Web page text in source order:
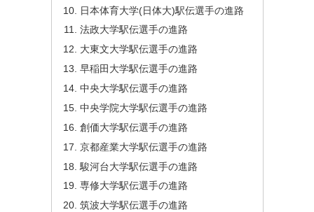
日本体育大学(日体大)駅伝選手の進路
法政大学駅伝選手の進路
大東文大学駅伝選手の進路
早稲田大学駅伝選手の進路
中央大学駅伝選手の進路
中央学院大学駅伝選手の進路
創価大学駅伝選手の進路
京都産業大学駅伝選手の進路
駿河台大学駅伝選手の進路
専修大学駅伝選手の進路
筑波大学駅伝選手の進路